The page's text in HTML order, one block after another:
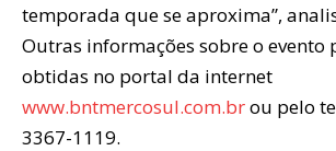
temporada que se aproxima”,
Outras informações sobre o evento
obtidas no portal da internet
www.bntmercosul.com.brou pelo
3367-1119.